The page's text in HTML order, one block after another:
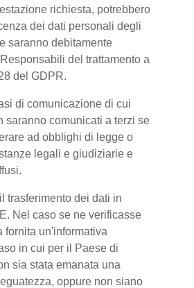
richiesta, potrebbero
dei dati personali degli
saranno debitamente
del trattamento a
del GDPR.
di comunicazione di cui
saranno comunicati a terzi se
ad obblighi di legge o
legali e giudiziarie e
trasferimento dei dati in
Nel caso se ne verificasse
fornita un'informativa
in cui per il Paese di
sia stata emanata una
oppure non siano